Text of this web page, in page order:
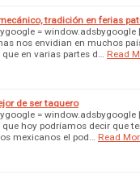
tradición en ferias
=
nos envidian en muchos
que en varias partes d…
Read
de ser taquero
=
que hoy podríamos decir que
mexicanos el pod…
Read